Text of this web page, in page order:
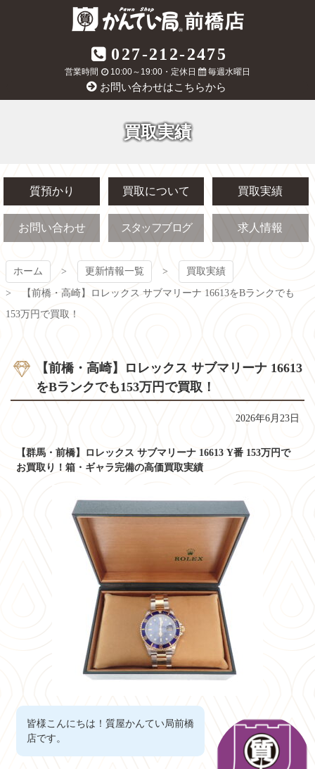
質屋かんてい局
前橋店
027-212-2475
営業時間 10:00～19:00・定休日 毎週水曜日
お問い合わせはこちらから
買取実績
質預かり 買取について 買取実績
お問い合わせ スタッフブログ 求人情報
ホーム 更新情報一覧 買取実績
【前橋・高崎】ロレックス サブマリーナ 16613をBランクでも
153万円で買取！
【前橋・高崎】ロレックス サブマリーナ 16613
をBランクでも153万円で買取！
2026年6月23日
【群馬・前橋】ロレックス サブマリーナ 16613 Y番 153万円で
お買取り！箱・ギャラ完備の高価買取実績
皆様こんにちは！質屋かんてい局前橋
店です。